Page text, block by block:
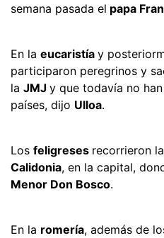
semana pasada el papa
En la eucaristía y
participaron peregrinos y
la JMJ y que todavía no
países, dijo Ulloa.
Los feligreses recorrieron
Calidonia, en la capital,
Menor Don Bosco.
En la romería, además de